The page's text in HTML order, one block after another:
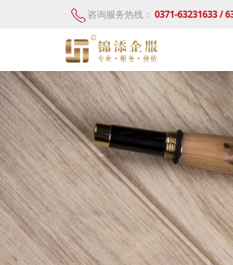
咨询服务热线： 0371-63231633 /